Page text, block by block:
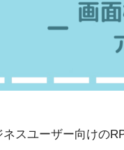
スユーザー向けの